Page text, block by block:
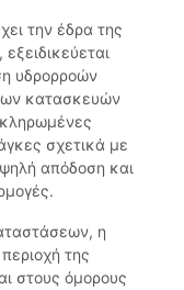
την έδρα της
υδρορροών
κατασκευών
σχετικά με
απόδοση και
η
της
στους όμορους